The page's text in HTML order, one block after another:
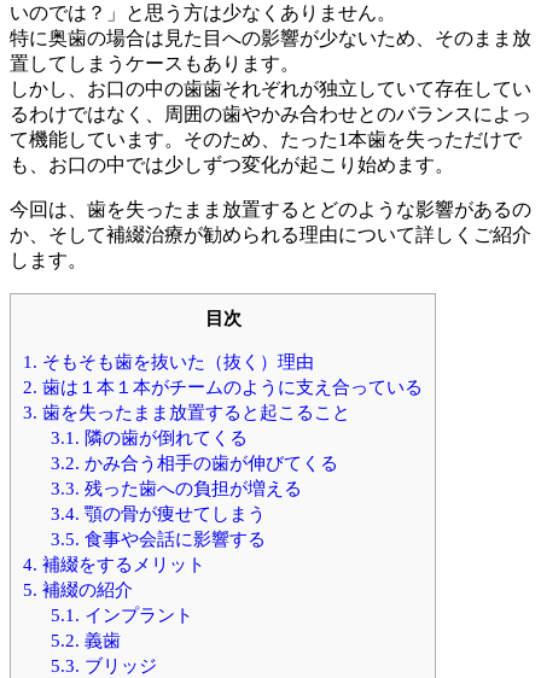
いのでは？」と思う方は少なくありません。
特に奥歯の場合は見た目への影響が少ないため、そのまま放
置してしまうケースもあります。
しかし、お口の中の歯歯それぞれが独立していて存在してい
るわけではなく、周囲の歯やかみ合わせとのバランスによっ
て機能しています。そのため、たった1本歯を失っただけで
も、お口の中では少しずつ変化が起こり始めます。
今回は、歯を失ったまま放置するとどのような影響があるの
か、そして補綴治療が勧められる理由について詳しくご紹介
します。
目次
1. そもそも歯を抜いた（抜く）理由
2. 歯は１本１本がチームのように支え合っている
3. 歯を失ったまま放置すると起こること
3.1. 隣の歯が倒れてくる
3.2. かみ合う相手の歯が伸びてくる
3.3. 残った歯への負担が増える
3.4. 顎の骨が痩せてしまう
3.5. 食事や会話に影響する
4. 補綴をするメリット
5. 補綴の紹介
5.1. インプラント
5.2. 義歯
5.3. ブリッジ